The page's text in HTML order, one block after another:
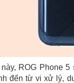
ROG Phone 5
đến từ vi xử lý,